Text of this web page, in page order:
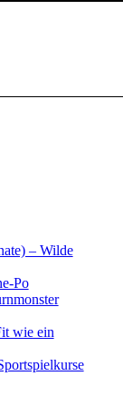
– Wilde
Po
wie ein